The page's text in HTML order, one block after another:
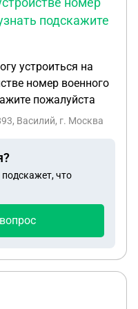
подскажите
устроиться на
номер военного
пожалуйста
Василий, г. Москва
что